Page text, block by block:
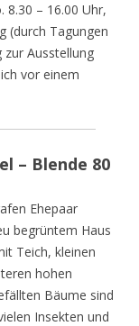
8.30 – 16.00 Uhr,
(durch Tagungen
zur Ausstellung
vor einem
– Blende 80
Ehepaar
begrüntem Haus
Teich, kleinen
hohen
Bäume sind
Insekten und